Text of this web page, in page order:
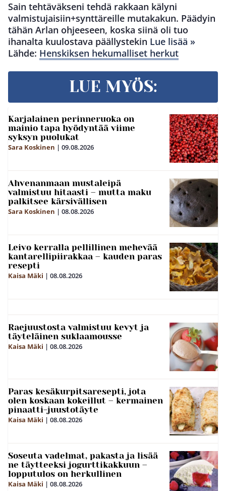
Sain tehtäväkseni tehdä rakkaan kälyni
valmistujaisiin+synttäreille mutakakun. Päädyin
tähän Arlan ohjeeseen, koska siinä oli tuo
ihanalta kuulostava päällystekin Lue lisää »
Lähde: Henskiksen hekumalliset herkut
LUE MYÖS:
Karjalainen perinneruoka on
mainio tapa hyödyntää viime
syksyn puolukat
Sara Koskinen | 09.08.2026
Ahvenanmaan mustaleipä
valmistuu hitaasti – mutta maku
palkitsee kärsivällisen
Sara Koskinen | 08.08.2026
Leivo kerralla pellillinen mehevää
kantarellipiirakkaa – kauden paras
resepti
Kaisa Mäki | 08.08.2026
Raejuustosta valmistuu kevyt ja
täyteläinen suklaamousse
Kaisa Mäki | 08.08.2026
Paras kesäkurpitsaresepti, jota
olen koskaan kokeillut – kermainen
pinaatti-juustotäyte
Kaisa Mäki | 08.08.2026
Soseuta vadelmat, pakasta ja lisää
ne täytteeksi jogurttikakkuun –
lopputulos on herkullinen
Kaisa Mäki | 08.08.2026